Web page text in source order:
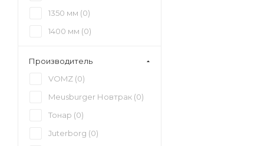
19 200 кг (0
21 000 кг (0
1350 мм (0)
1400 мм (0)
1500 мм (
1550 мм (
0
1600 мм (0
Производитель
VOMZ (0)
Meusburger Новтрак (0)
Тонар (0)
Juterborg (0)